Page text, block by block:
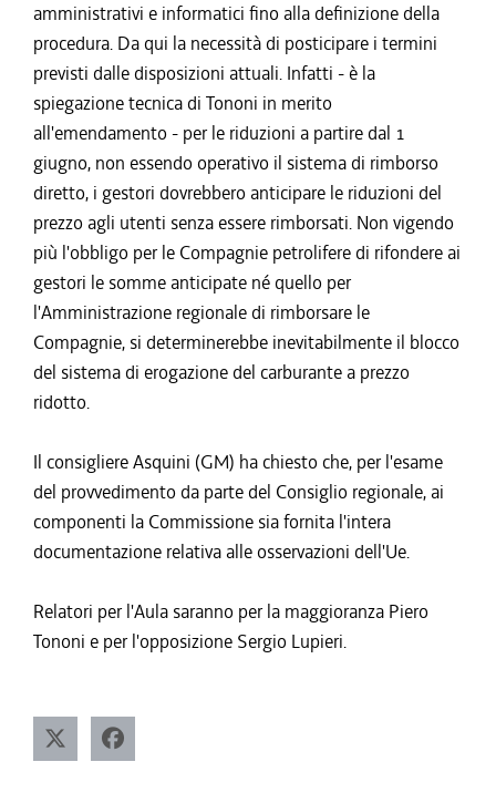
amministrativi e informatici fino alla definizione della
procedura. Da qui la necessità di posticipare i termini
previsti dalle disposizioni attuali. Infatti - è la
spiegazione tecnica di Tononi in merito
all'emendamento - per le riduzioni a partire dal 1
giugno, non essendo operativo il sistema di rimborso
diretto, i gestori dovrebbero anticipare le riduzioni del
prezzo agli utenti senza essere rimborsati. Non vigendo
più l'obbligo per le Compagnie petrolifere di rifondere ai
gestori le somme anticipate né quello per
l'Amministrazione regionale di rimborsare le
Compagnie, si determinerebbe inevitabilmente il blocco
del sistema di erogazione del carburante a prezzo
ridotto.
Il consigliere Asquini (GM) ha chiesto che, per l'esame
del provvedimento da parte del Consiglio regionale, ai
componenti la Commissione sia fornita l'intera
documentazione relativa alle osservazioni dell'Ue.
Relatori per l'Aula saranno per la maggioranza Piero
Tononi e per l'opposizione Sergio Lupieri.